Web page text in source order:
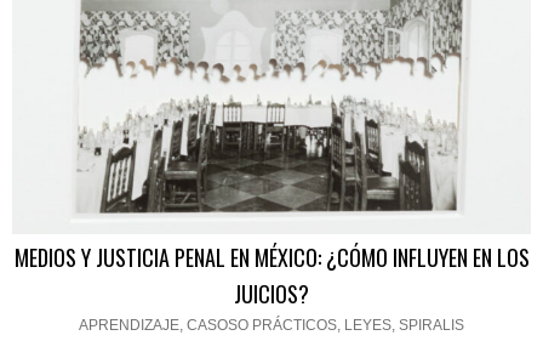
MEDIOS Y JUSTICIA PENAL EN MÉXICO: ¿CÓMO INFLUYEN EN LOS
JUICIOS?
APRENDIZAJE, CASOSO PRÁCTICOS, LEYES, SPIRALIS